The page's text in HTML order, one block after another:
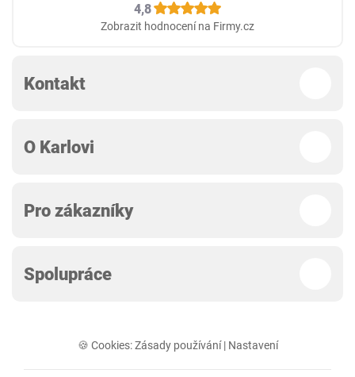
4,8
Zobrazit hodnocení na Firmy.cz
Kontakt
O Karlovi
Pro zákazníky
Spolupráce
🍪 Cookies:Zásady používání| Nastavení